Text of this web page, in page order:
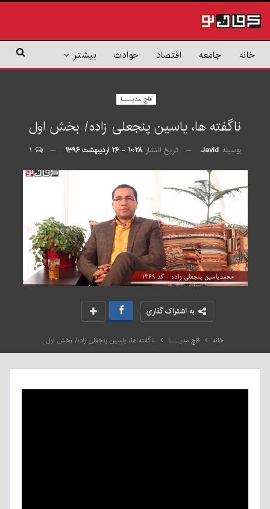
خانه جامعه اقتصاد حوادث بیشتر
قاچ مدیــــا
ناگفته ها، یاسین پنجعلی زاده/ بخش اول
بوسیله Javid تاریخ انتشار ۱۰:۲۸ - ۲۶ اردیبهشت ۱۳۹۶
به اشتراک گذاری
خانه قاچ مدیــــا ناگفته ها، یاسین پنجعلی زاده/ بخش اول